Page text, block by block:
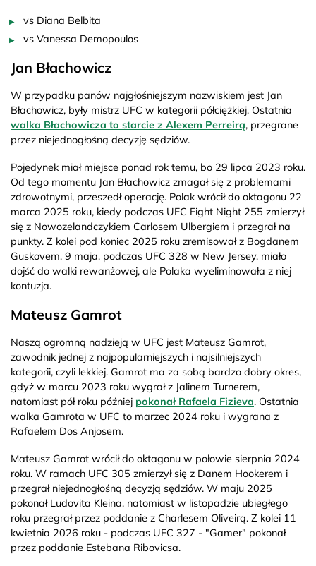
vs Diana Belbita
vs Vanessa Demopoulos
Jan Błachowicz
W przypadku panów najgłośniejszym nazwiskiem jest Jan
Błachowicz, były mistrz UFC w kategorii półciężkiej. Ostatnia
walka Błachowicza to starcie z Alexem Perreirą, przegrane
przez niejednogłośną decyzję sędziów.
Pojedynek miał miejsce ponad rok temu, bo 29 lipca 2023 roku.
Od tego momentu Jan Błachowicz zmagał się z problemami
zdrowotnymi, przeszedł operację. Polak wrócił do oktagonu 22
marca 2025 roku, kiedy podczas UFC Fight Night 255 zmierzył
się z Nowozelandczykiem Carlosem Ulbergiem i przegrał na
punkty. Z kolei pod koniec 2025 roku zremisował z Bogdanem
Guskovem. 9 maja, podczas UFC 328 w New Jersey, miało
dojść do walki rewanżowej, ale Polaka wyeliminowała z niej
kontuzja.
Mateusz Gamrot
Naszą ogromną nadzieją w UFC jest Mateusz Gamrot,
zawodnik jednej z najpopularniejszych i najsilniejszych
kategorii, czyli lekkiej. Gamrot ma za sobą bardzo dobry okres,
gdyż w marcu 2023 roku wygrał z Jalinem Turnerem,
natomiast pół roku później pokonał Rafaela Fizieva. Ostatnia
walka Gamrota w UFC to marzec 2024 roku i wygrana z
Rafaelem Dos Anjosem.
Mateusz Gamrot wrócił do oktagonu w połowie sierpnia 2024
roku. W ramach UFC 305 zmierzył się z Danem Hookerem i
przegrał niejednogłośną decyzją sędziów. W maju 2025
pokonał Ludovita Kleina, natomiast w listopadzie ubiegłego
roku przegrał przez poddanie z Charlesem Oliveirą. Z kolei 11
kwietnia 2026 roku - podczas UFC 327 - "Gamer" pokonał
przez poddanie Estebana Ribovicsa.